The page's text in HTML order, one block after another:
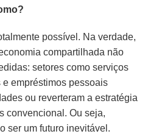
possível. Na verdade,
compartilhada não
setores como serviços
empréstimos pessoais
ou reverteram a estratégia
convencional. Ou seja,
ser um futuro inevitável.